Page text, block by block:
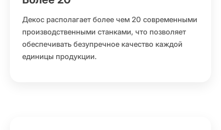
Декос располагает более чем 20 современными
производственными станками, что позволяет
обеспечивать безупречное качество каждой
единицы продукции.